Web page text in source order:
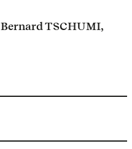
Bernard TSCHUMI,